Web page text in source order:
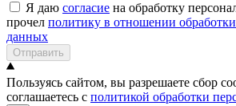
Я даю согласие на обработку
прочел политику в отношении
данных
Отправить
Пользуясь сайтом, вы разрешаете сбор
соглашаетесь с политикой обработки